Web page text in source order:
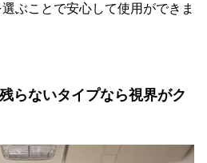
選ぶことで安心して使用ができま
らないタイプなら視界がク